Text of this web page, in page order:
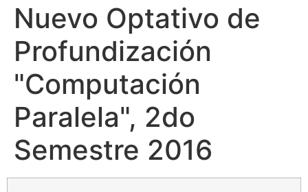
Nuevo Optativo de
Profundización
"Computación
Paralela", 2do
Semestre 2016